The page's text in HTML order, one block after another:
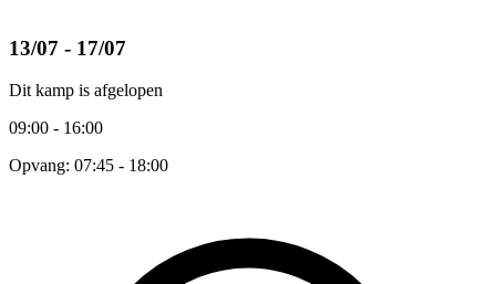
13/07 - 17/07
Dit kamp is afgelopen
09:00 - 16:00
Opvang: 07:45 - 18:00